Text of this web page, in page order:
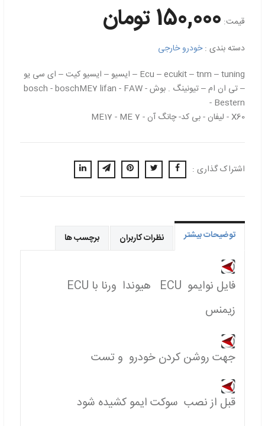
قیمت: 150,000 تومان
دسته بندی :خودرو خارجی
Ecu – ecukit – tnm – tuning – ایسیو – ایسیو کیت – ای سی یو
– تی ان ام – تیونینگ . بوش - bosch - boschME7 lifan - FAW
- Bestern
X60 - لیفان - بی کد- چانگ آن - ME17 - ME 7
اشتراک گذاری :
توضیحات بیشتر نظرات کاربران برچسب ها
زیمنس
جهت روشن کردن خودرو و تست
قبل از نصب سوکت ایمو کشیده شود